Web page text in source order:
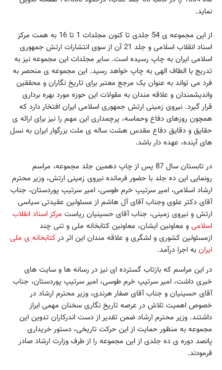
نماید.
از این مجموعه ی 54 جلدی تا کنون مجلدات 1 تا 16 به همت مرکز
اسناد انقلاب اسلامی و جلد 21 آن از سوی انتشارات ارتش جمهوری
اسلامی ایران به چاپ رسیده است. سایر مجلدات این مجموعه نیز به
تدریج با الطاف الهی به چاپ خواهد رسید. این مجموعه ی منحصر به
فرد می تواند به عنوان یک مرجع معتبر برای تاریخ نگاران و محققین
واندیشمندان و علاقه مندان به مقولات این حوزه مورد بهره برداری
قرار گیرد. نیروی زمینی ارتش جمهوری اسلامی ایران افتخار دارد که
همچون روزهای دفاع وحماسه، پرچمداری این مهم را نیز برای ارائه ی
حقایق و دقایق دفاع مقدس هشت ساله ی ملت بزرگوار ایران به نسل
های آینده، عهده دار باشد.
در تابستان سال 87 پس از چاپ دهمین جلد مجموعه، مراسم
رونمایی این ده جلد با حضور فرمانده نیروی زمینی ارتش، وزیر محترم
ارشاد اسلامی، امیر سرتیپ خرم طوسی، امیر سرتیپ پوردستان، جناب
آقای دکتر علوی وجناب آقای آل هاشم از مسئولین عقیدتی سیاسی
ارتش و نیروی زمینی، جناب آقای حسینیان ریاست مرکز اسناد انقلاب
اسلامی و معاونین ایشان، معاونین کتابخانه ملی و تنی چند
ازمسئولین کشوری و لشگری و علاقه مندان این اثر در کتابخانه ی ملی
ایران به اجرا درآمد.
در این مراسم که بازتاب گسترده ای نیز در رسانه ها و سایت های
خبری داشت، امیر سرتیپ خرم طوسی، امیر سرتیپ پوردستان، جناب
آقای حسینیان و جناب آقای صفار هرندی، وزیر محترم ارشاد در
خصوص اهمیت تلاش در عرصه تاریخ نگاری سخنان مهمی ابراز
داشتند. وزیر محترم ارشاد ضمن تقدیر از دست اندرکاران تدوین این
مجموعه به منظور حمایت از این حرکت تاریخی، دستور خریداری
پانصد دوره ی ده جلدی از این مجموعه را از طرف وزارت ارشاد صادر
فرمودند.